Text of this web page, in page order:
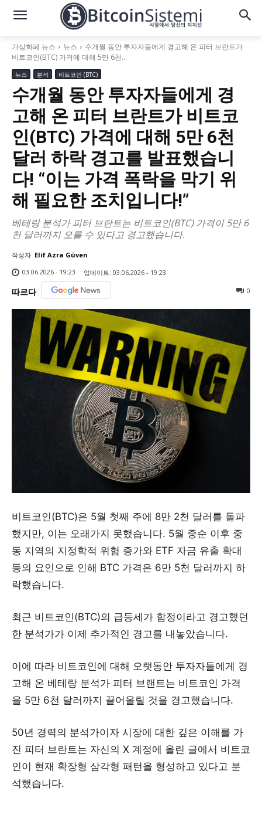
가상화폐 뉴스 뉴스
수개월 동안 투자자들에게 경고해 온 피터 브란트가
비트코인(BTC) 가격에 대해 5만 6천...
뉴스 분석 비트코인 (BTC)
수개월 동안 투자자들에게 경
고해 온 피터 브란트가 비트코
인(BTC) 가격에 대해 5만 6천
달러 하락 경고를 발표했습니
다! “이는 가격 폭락을 막기 위
해 필요한 조치입니다!”
베테랑 분석가 피터 브란트는 비트코인(BTC) 가격이 5만 6
천 달러까지 오를 수 있다고 경고했습니다.
작성자: Elif Azra Güven
03.06.2026 - 19:23
업데이트: 03.06.2026 - 19:23
따르다 0
비트코인(BTC)은 5월 첫째 주에 8만 2천 달러를 돌파
했지만, 이는 오래가지 못했습니다. 5월 중순 이후 중
동 지역의 지정학적 위험 증가와 ETF 자금 유출 확대
등의 요인으로 인해 BTC 가격은 6만 5천 달러까지 하
락했습니다.
최근 비트코인(BTC)의 급등세가 함정이라고 경고했던
한 분석가가 이제 추가적인 경고를 내놓았습니다.
이에 따라 비트코인에 대해 오랫동안 투자자들에게 경
고해 온 베테랑 분석가 피터 브랜트는 비트코인 가격
을 5만 6천 달러까지 끌어올릴 것을 경고했습니다.
50년 경력의 분석가이자 시장에 대한 깊은 이해를 가
진 피터 브란트는 자신의 X 계정에 올린 글에서 비트코
인이 현재 확장형 삼각형 패턴을 형성하고 있다고 분
석했습니다.